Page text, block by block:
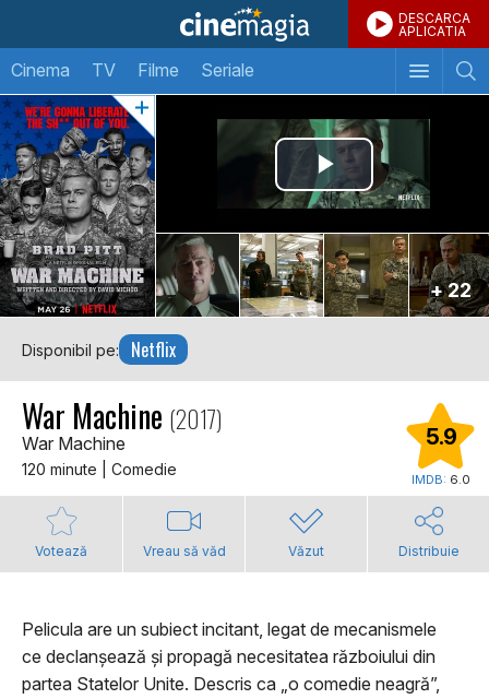
DESCARCA
APLICATIA
Cinema TV Filme Seriale
+ 22
Disponibil pe: Netflix
War Machine (2017)
War Machine
120 minute | Comedie
5.9
IMDB: 6.0
Votează Vreau să văd Văzut Distribuie
Pelicula are un subiect incitant, legat de mecanismele
ce declanșează și propagă necesitatea războiului din
partea Statelor Unite. Descris ca „o comedie neagră”,